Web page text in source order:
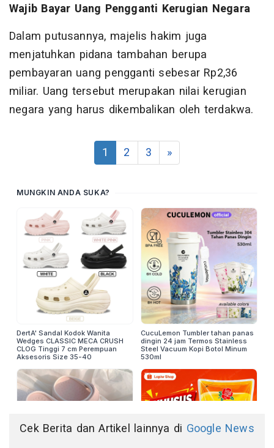
Wajib Bayar Uang Pengganti Kerugian Negara
Dalam putusannya, majelis hakim juga
menjatuhkan pidana tambahan berupa
pembayaran uang pengganti sebesar Rp2,36
miliar. Uang tersebut merupakan nilai kerugian
negara yang harus dikembalikan oleh terdakwa.
1 2 3 »
Cek Berita dan Artikel lainnya di Google News